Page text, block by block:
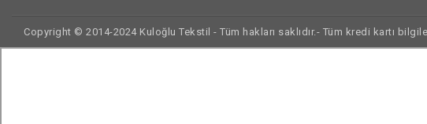
Copyright © 2014-2024 Kuloğlu Tekstil - Tüm hakları saklıdır.- Tüm kredi kartı